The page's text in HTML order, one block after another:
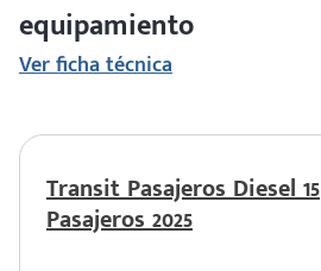
equipamiento
Ver ficha técnica
Transit Pasajeros Diesel 15
Pasajeros 2025